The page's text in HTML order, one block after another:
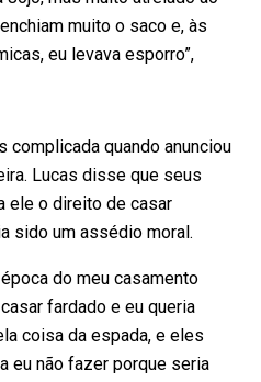
muito o saco e, às
eu levava esporro”,
complicada quando anunciou
Lucas disse que seus
ele o direito de casar
sido um assédio moral.
do meu casamento
fardado e eu queria
coisa da espada, e eles
eu não fazer porque seria